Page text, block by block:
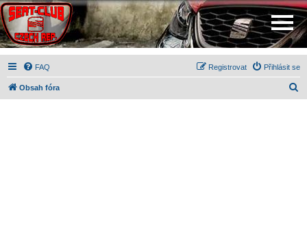
FAQ Přihlásit se
Registrovat
Obsah fóra